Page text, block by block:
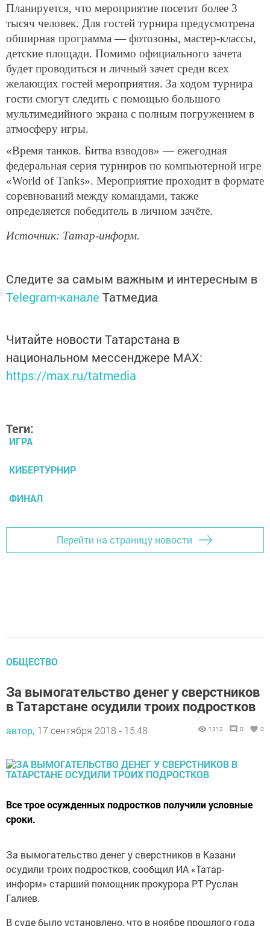
Планируется, что мероприятие посетит более 3
тысяч человек. Для гостей турнира предусмотрена
обширная программа — фотозоны, мастер-классы,
детские площади. Помимо официального зачета
будет проводиться и личный зачет среди всех
желающих гостей мероприятия. За ходом турнира
гости смогут следить с помощью большого
мультимедийного экрана с полным погружением в
атмосферу игры.
«Время танков. Битва взводов» — ежегодная
федеральная серия турниров по компьютерной игре
«World of Tanks». Мероприятие проходит в формате
соревнований между командами, также
определяется победитель в личном зачёте.
Источник: Татар-информ.
Следите за самым важным и интересным в
Telegram-канале Татмедиа
Читайте новости Татарстана в
национальном мессенджере MАХ:
https://max.ru/tatmedia
Теги:
ИГРА
КИБЕРТУРНИР
ФИНАЛ
Перейти на страницу новости
ОБЩЕСТВО
За вымогательство денег у сверстников
в Татарстане осудили троих подростков
автор, 17 сентября 2018 - 15:48 1312 0 0
Все трое осужденных подростков получили условные
сроки.
За вымогательство денег у сверстников в Казани
осудили троих подростков, сообщил ИА «Татар-
информ» старший помощник прокурора РТ Руслан
Галиев.
В суде было установлено, что в ноябре прошлого года